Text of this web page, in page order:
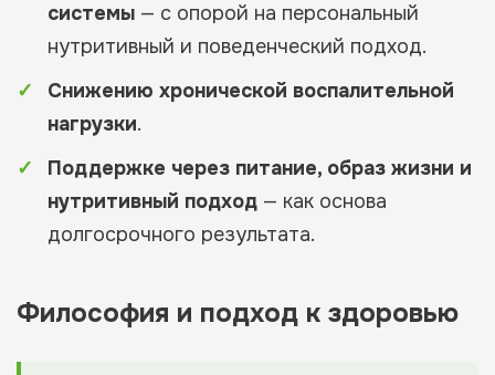
системы — с опорой на персональный
нутритивный и поведенческий подход.
Снижению хронической воспалительной
нагрузки.
Поддержке через питание, образ жизни и
нутритивный подход — как основа
долгосрочного результата.
Философия и подход к здоровью